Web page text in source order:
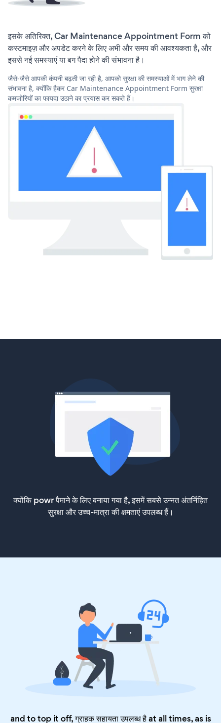
इसके अतिरिक्त, Car Maintenance Appointment Form को
कस्टमाइज़ और अपडेट करने के लिए अभी और समय की आवश्यकता है, और
इससे नई समस्याएं या बग पैदा होने की संभावना है।
जैसे-जैसे आपकी कंपनी बढ़ती जा रही है, आपको सुरक्षा की समस्याओं में भाग लेने की
संभावना है, क्योंकि हैकर Car Maintenance Appointment Form सुरक्षा
कमजोरियों का फायदा उठाने का प्रयास कर सकते हैं।
क्योंकि powr पैमाने के लिए बनाया गया है, इसमें सबसे उन्नत अंतर्निहित
सुरक्षा और उच्च-मात्रा की क्षमताएं उपलब्ध हैं।
and to top it off, ग्राहक सहायता उपलब्ध है at all times, as is